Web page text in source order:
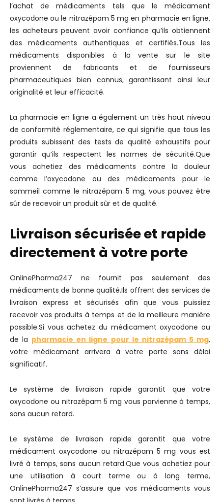
l’achat de médicaments tels que le médicament
oxycodone ou le nitrazépam 5 mg en pharmacie en ligne,
les acheteurs peuvent avoir confiance qu’ils obtiennent
des médicaments authentiques et certifiés.Tous les
médicaments disponibles à la vente sur le site
proviennent de fabricants et de fournisseurs
pharmaceutiques bien connus, garantissant ainsi leur
originalité et leur efficacité.
La pharmacie en ligne a également un très haut niveau
de conformité réglementaire, ce qui signifie que tous les
produits subissent des tests de qualité exhaustifs pour
garantir qu’ils respectent les normes de sécurité.Que
vous achetiez des médicaments contre la douleur
comme l’oxycodone ou des médicaments pour le
sommeil comme le nitrazépam 5 mg, vous pouvez être
sûr de recevoir un produit sûr et de qualité.
Livraison sécurisée et rapide
directement à votre porte
OnlinePharma247 ne fournit pas seulement des
médicaments de bonne qualité.Ils offrent des services de
livraison express et sécurisés afin que vous puissiez
recevoir vos produits à temps et de la meilleure manière
possible.Si vous achetez du médicament oxycodone ou
de la pharmacie en ligne pour le nitrazépam 5 mg,
votre médicament arrivera à votre porte sans délai
significatif.
Le système de livraison rapide garantit que votre
oxycodone ou nitrazépam 5 mg vous parvienne à temps,
sans aucun retard.
Le système de livraison rapide garantit que votre
médicament oxycodone ou nitrazépam 5 mg vous est
livré à temps, sans aucun retard.Que vous achetiez pour
une utilisation à court terme ou à long terme,
OnlinePharma247 s’assure que vos médicaments vous